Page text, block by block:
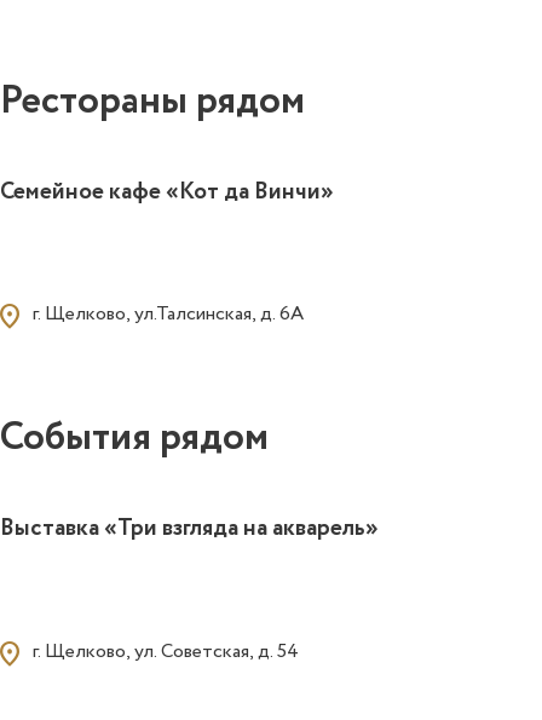
Рестораны рядом
Семейное кафе «Кот да Винчи»
г. Щелково, ул.Талсинская, д. 6А
События рядом
Выставка «Три взгляда на акварель»
г. Щелково, ул. Советская, д. 54